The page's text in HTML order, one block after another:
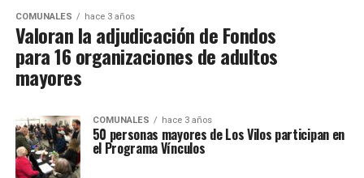
COMUNALES hace 3 años
Valoran la adjudicación de Fondos
para 16 organizaciones de adultos
mayores
COMUNALES hace 3 años
50 personas mayores de Los Vilos participan en
el Programa Vínculos